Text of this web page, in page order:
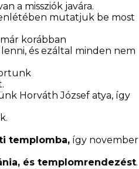
a missziók javára.
mutatjuk be most
korábban
és ezáltal minden nem
Horváth József atya, így
templomba, így november
és templomrendezést.